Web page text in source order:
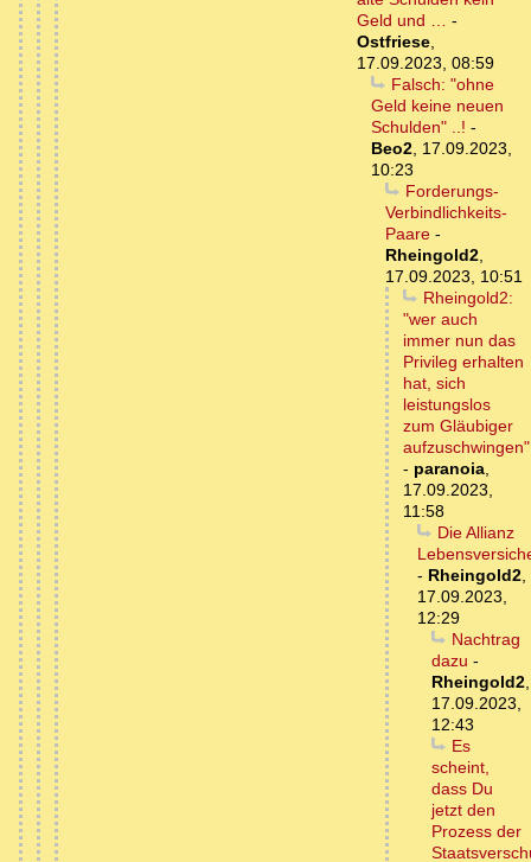
Geld und … -
Ostfriese,
17.09.2023, 08:59
Falsch: "ohne
Geld keine neuen
Schulden" ..! -
Beo2, 17.09.2023,
10:23
Forderungs-
Verbindlichkeits-
Paare -
Rheingold2,
17.09.2023, 10:51
Rheingold2:
"wer auch
immer nun das
Privileg erhalten
hat, sich
leistungslos
zum Gläubiger
aufzuschwingen"
- paranoia,
17.09.2023,
11:58
Die Allianz
- Rheingold2,
17.09.2023,
12:29
Nachtrag
dazu -
Rheingold2,
17.09.2023,
12:43
Es
scheint,
dass Du
jetzt den
Prozess der